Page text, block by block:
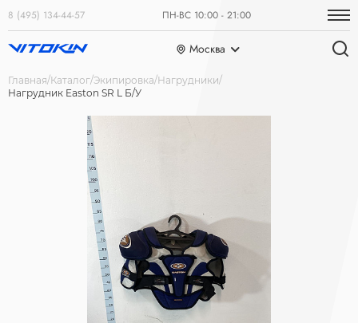
8 (495) 134-44-57 ПН-ВС 10:00 - 21:00
Москва
Главная Каталог Экипировка Нагрудники
Нагрудник Easton SR L Б/У